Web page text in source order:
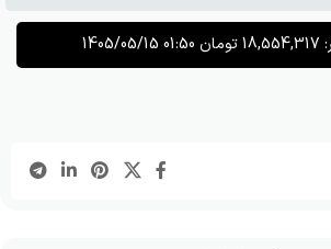
18,554,317تومان 1405/05/15 01:50